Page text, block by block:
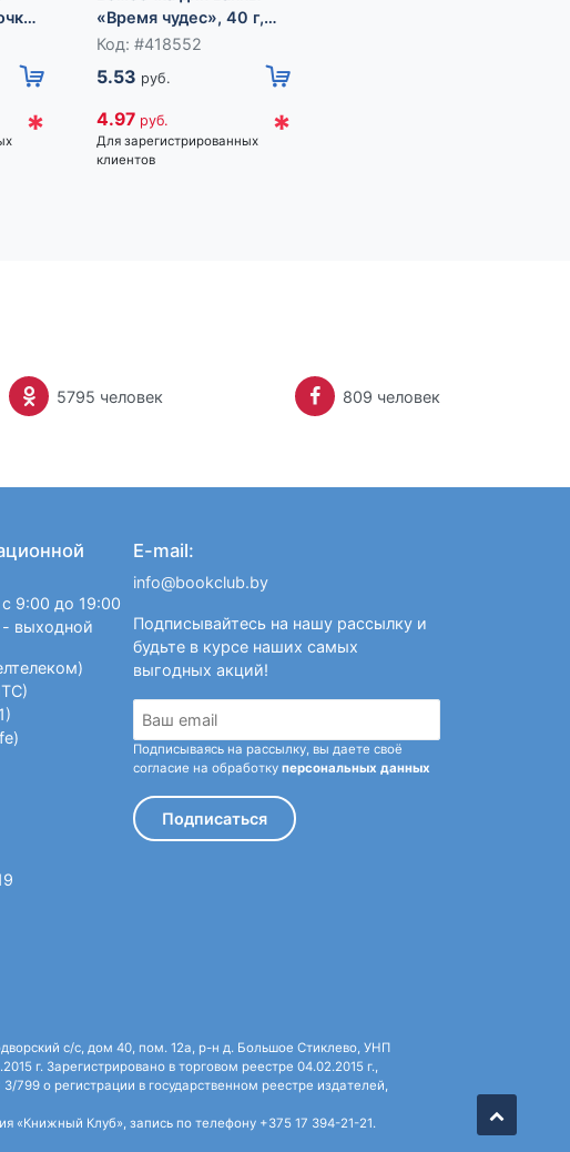
*
«Время чудес», 40 г,
аромат ягодный,
Код: #418552
5.53 руб.
4.97 руб.
Для зарегистрированных
клиентов
*
5795 человек 809 человек
9:00 до 19:00
- выходной
E-mail:
info@bookclub.by
Подписывайтесь на нашу рассылку и
будьте в курсе наших самых
выгодных акций!
Подписываясь на рассылку, вы даете своё
согласие на обработку персональных данных
Подписаться
с/с, дом 40, пом. 12а, р-н д. Большое Стиклево, УНП
г. Зарегистрировано в торговом реестре 04.02.2015 г.,
о регистрации в государственном реестре издателей,
«Книжный Клуб», запись по телефону +375 17 394-21-21.